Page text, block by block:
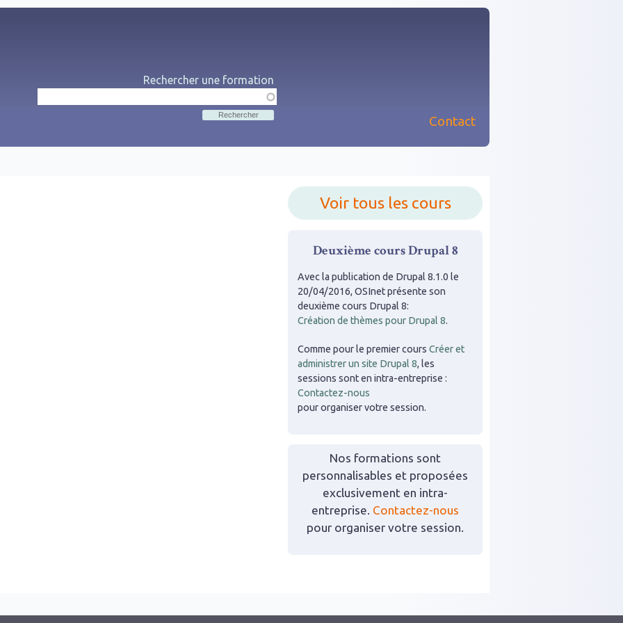
Rechercher une formation
Contact
Voir tous les cours
Deuxième cours Drupal 8
Avec la publication de Drupal 8.1.0 le
20/04/2016, OSInet présente son
deuxième cours Drupal 8:
Création de thèmes pour Drupal 8.
Comme pour le premier coursCréer et
administrer un site Drupal 8, les
sessions sont en intra-entreprise :
Contactez-nous
pour organiser votre session.
Nos formations sont
personnalisables et proposées
exclusivement en intra-
entreprise. Contactez-nous
pour organiser votre session.